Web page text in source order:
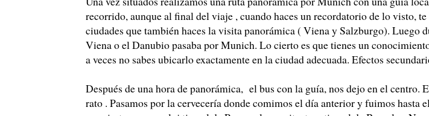
recorrido, aunque al final del viaje , cuando haces un recordatorio de lo visto,
ciudades que también haces la visita panorámica ( Viena y Salzburgo). Luego
Viena o el Danubio pasaba por Munich. Lo cierto es que tienes un
a veces no sabes ubicarlo exactamente en la ciudad adecuada. Efectos
Después de una hora de panorámica, el bus con la guía, nos dejo en el centro.
rato . Pasamos por la cervecería donde comimos el día anterior y fuimos hasta